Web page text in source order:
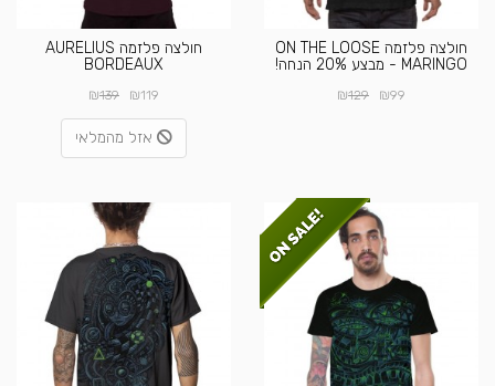
חולצה פלזמה ON THE LOOSE
MARINGO - מבצע 20% הנחה!
₪99
₪129
חולצה פלזמה AURELIUS
BORDEAUX
₪119
₪139
אזל מהמלאי